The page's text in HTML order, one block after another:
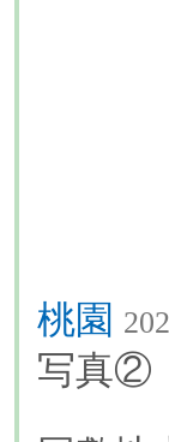
桃園
写真②